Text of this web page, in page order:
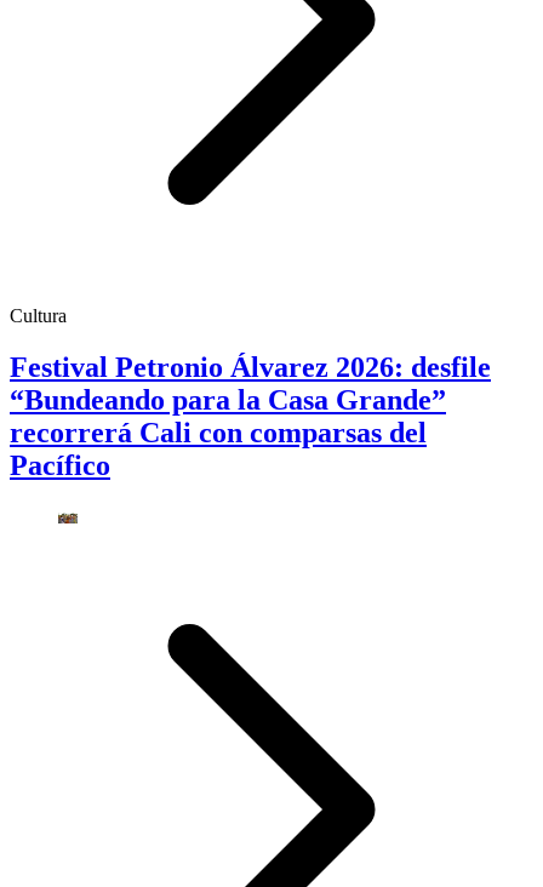
Cultura
Festival Petronio Álvarez 2026: desfile
“Bundeando para la Casa Grande”
recorrerá Cali con comparsas del
Pacífico